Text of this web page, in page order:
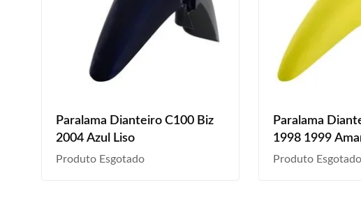
Paralama Dianteiro C100 Biz
2004 Azul Liso
Produto Esgotado
Paralama
1998 1999
Produto Esgotado